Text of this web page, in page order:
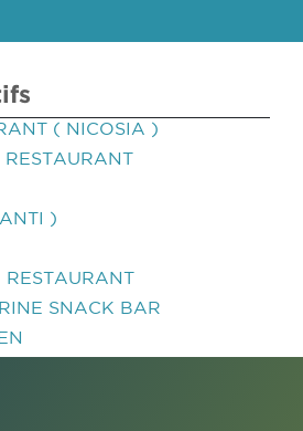
( NICOSIA )
RESTAURANT
)
RESTAURANT
SNACK BAR